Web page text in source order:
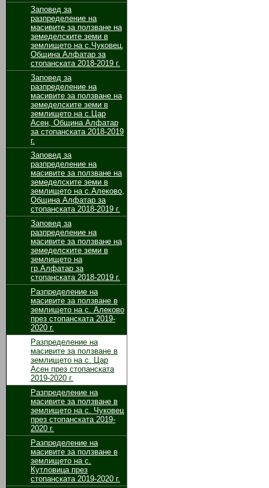
Заповед за
разпределение на
масивите за ползване на
земеделските земи в
землището на с.Чуковец,
Община Алфатар за
стопанската 2018-2019 г.
Заповед за
разпределение на
масивите за ползване на
земеделските земи в
землището на с.Цар
Асен, Община Алфатар
за стопанската 2018-2019
г.
Заповед за
разпределение на
масивите за ползване на
земеделските земи в
землището на с.Алеково,
Община Алфатар за
стопанската 2018-2019 г.
Заповед за
разпределение на
масивите за ползване на
земеделските земи в
землището на
гр.Алфатар за
стопанската 2018-2019 г.
Разпределение на
масивите за ползване в
землището на с. Алеково
през стопанската 2019-
2020 г.
Разпределение на
масивите за ползване в
землището на с. Цар
Асен през стопанската
2019-2020 г.
Разпределение на
масивите за ползване в
землището на с. Чуковец
през стопанската 2019-
2020 г.
Разпределение на
масивите за ползване в
землището на с.
Кутловица през
стопанската 2019-2020 г.